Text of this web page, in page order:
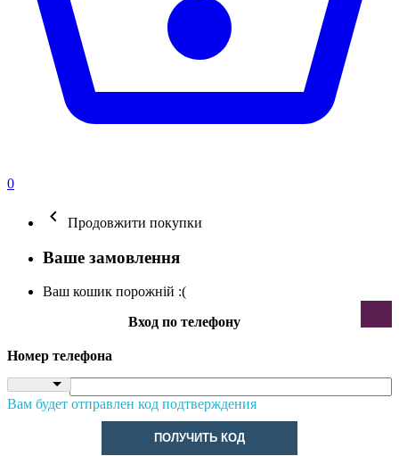
0
Продовжити покупки
Ваше замовлення
Ваш кошик порожній :(
Вход по телефону
Номер телефона
Вам будет отправлен код подтверждения
ПОЛУЧИТЬ КОД